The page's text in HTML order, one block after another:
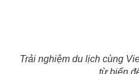
Trải nghiệm du lịch cùng
từ biển